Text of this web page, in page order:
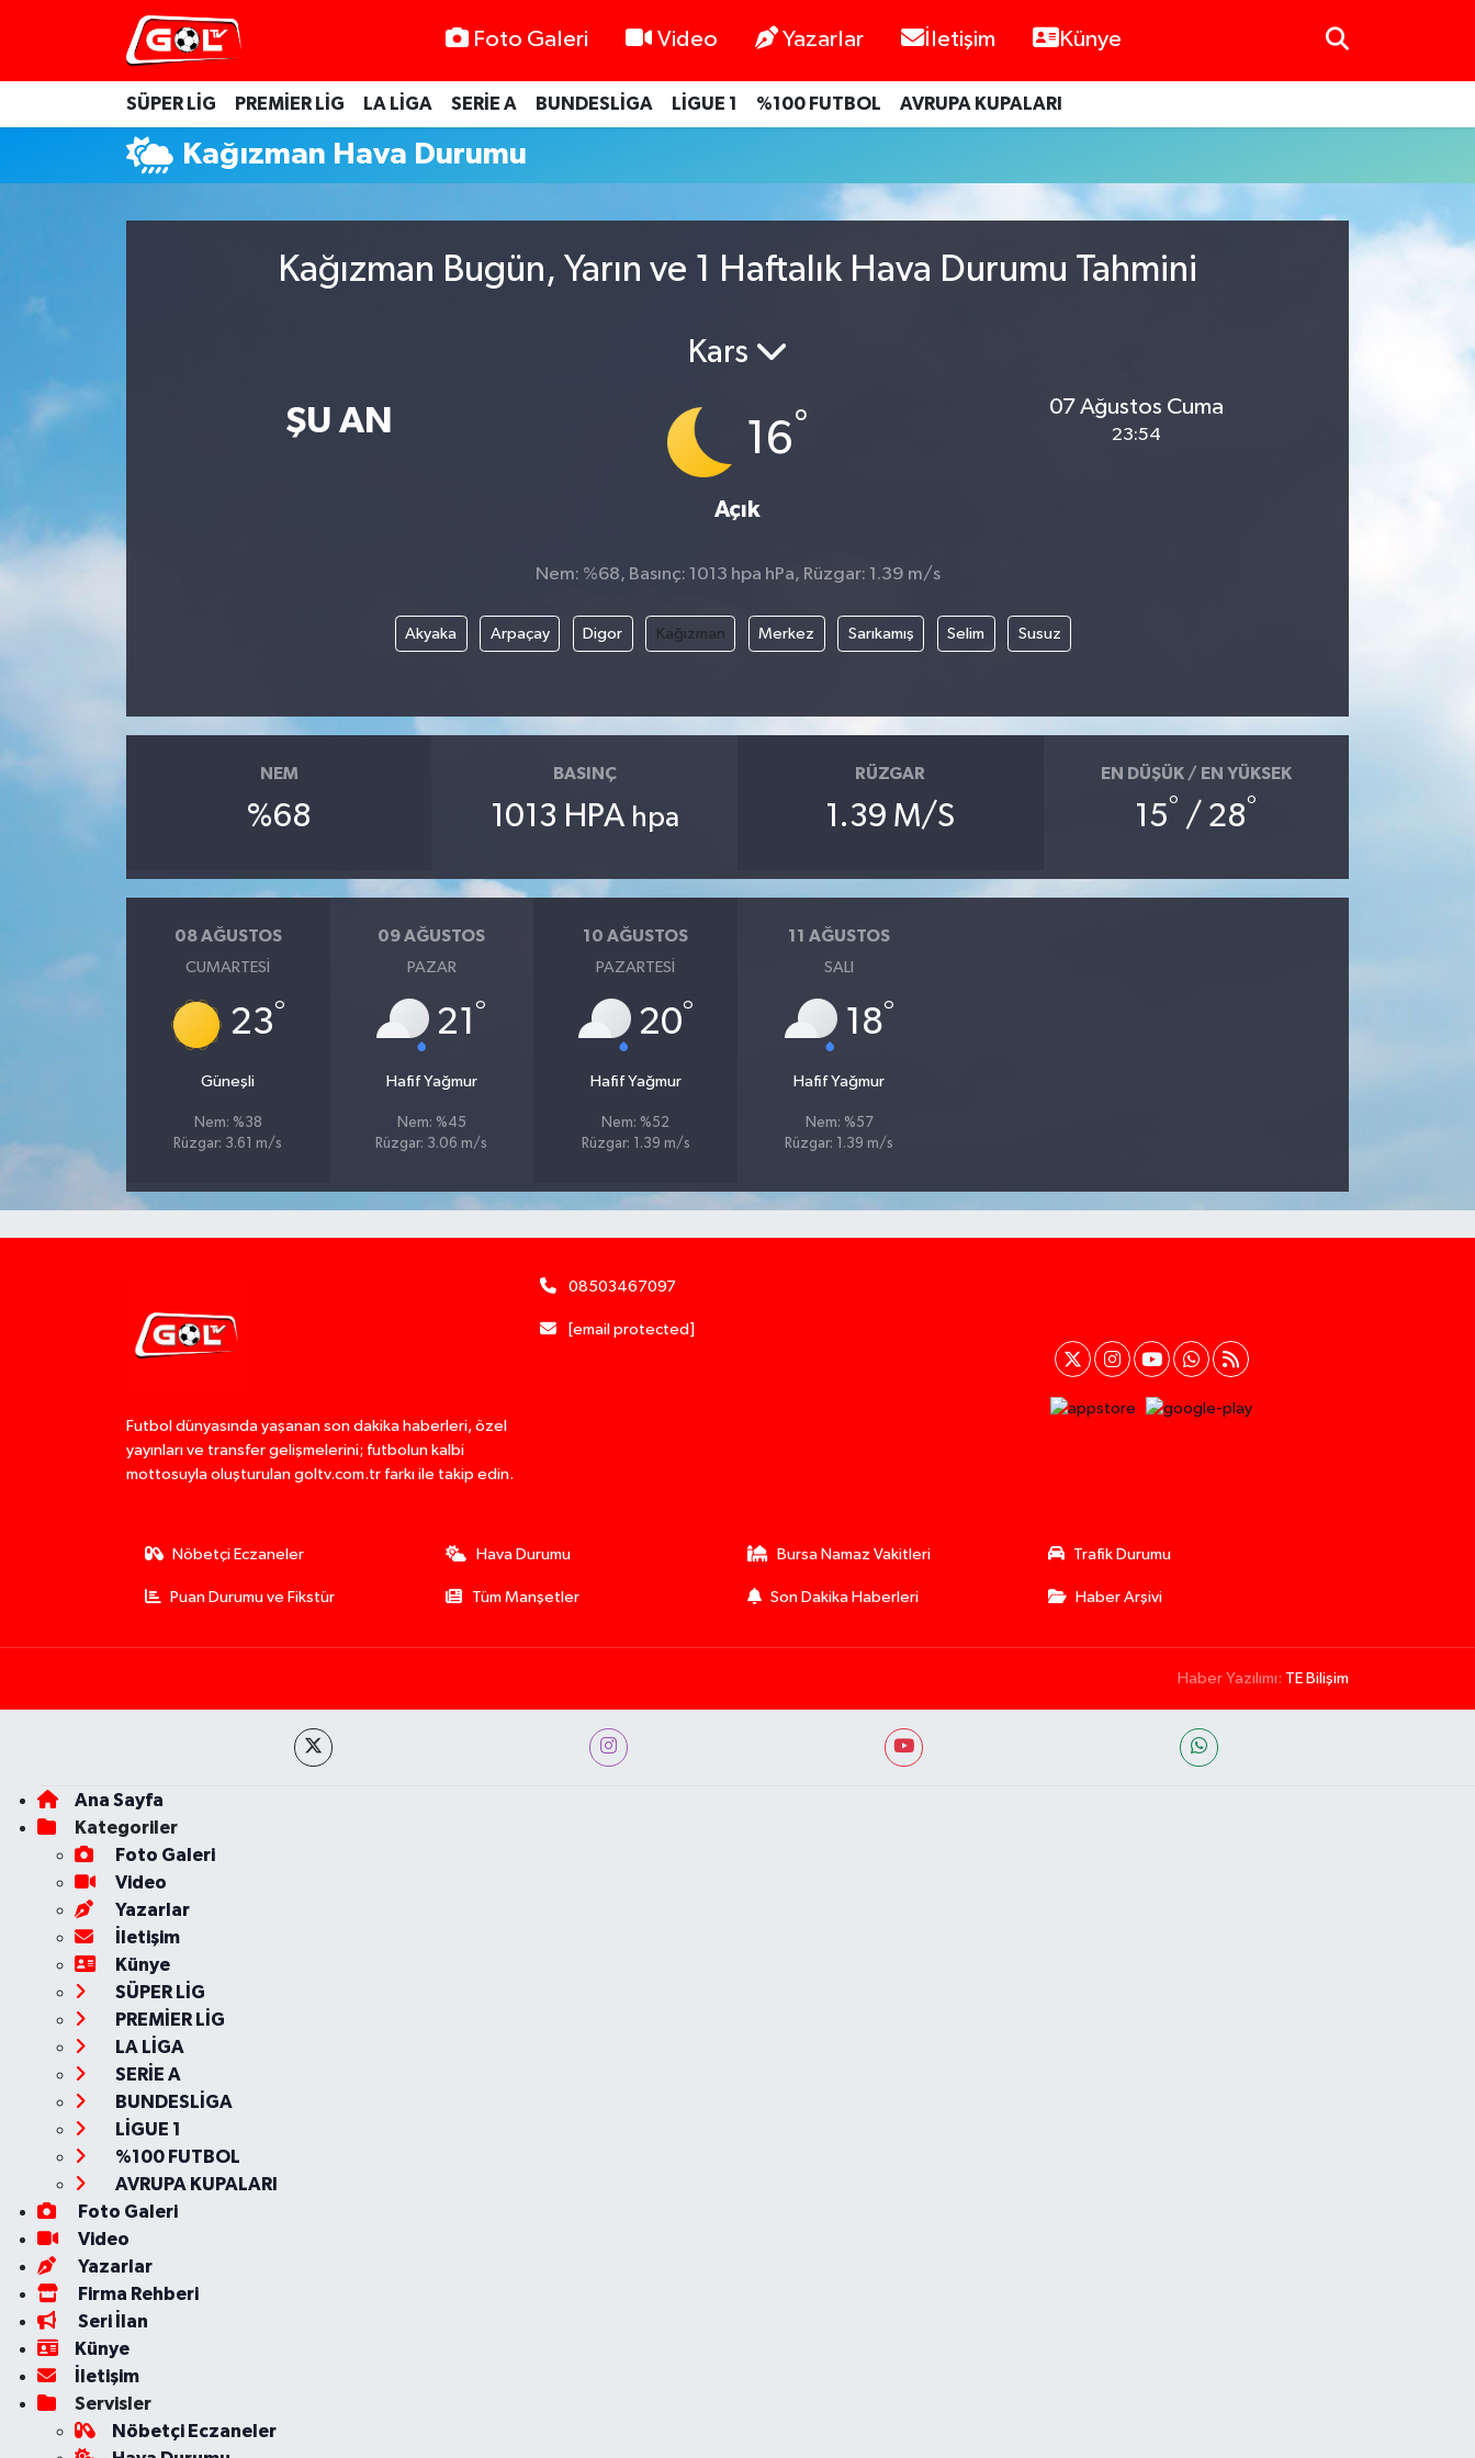
Foto Galeri Video Yazarlar İletişim Künye
SÜPER LİG PREMİER LİG LA LİGA SERİE A BUNDESLİGA LİGUE 1 %100 FUTBOL AVRUPA KUPALARI
Kağızman Hava Durumu
Kağızman Bugün, Yarın ve 1 Haftalık Hava Durumu Tahmini
ŞU AN
Kars
16°
Açık
07 Ağustos Cuma
23:54
Nem: %68, Basınç: 1013 hpa hPa, Rüzgar: 1.39 m/s
Akyaka Arpaçay Digor Kağızman Merkez Sarıkamış Selim Susuz
NEM
%68
BASINÇ
1013 HPA hpa
RÜZGAR
1.39 M/S
EN DÜŞÜK / EN YÜKSEK
15° / 28°
08 AĞUSTOS
CUMARTESI
23°
Güneşli
Nem: %38
Rüzgar: 3.61 m/s
09 AĞUSTOS
PAZAR
21 °
Hafif Yağmur
Nem: %45
Rüzgar: 3.06 m/s
10 AĞUSTOS
PAZARTESI
20°
Hafif Yağmur
Nem: %52
Rüzgar: 1.39 m/s
11 AĞUSTOS
SALI
18°
Hafif Yağmur
Nem: %57
Rüzgar: 1.39 m/s
Futbol dünyasında yaşanan son dakika haberleri, özel
yayınları ve transfer gelişmelerini; futbolun kalbi
mottosuyla oluşturulan goltv.com.tr farkı ile takip edin.
08503467097
[email protected]
Nöbetçi Eczaneler Hava Durumu Bursa Namaz Vakitleri Trafik Durumu
Puan Durumu ve Fikstür Tüm Manşetler Son Dakika Haberleri Haber Arşivi
Haber Yazılımı: TE Bilişim
Ana Sayfa
Kategoriler
Foto Galeri
Video
Yazarlar
İletişim
Künye
SÜPER LİG
PREMİER LİG
LA LİGA
SERİE A
BUNDESLİGA
LİGUE 1
%100 FUTBOL
AVRUPA KUPALARI
Foto Galeri
Video
Yazarlar
Firma Rehberi
Seri İlan
Künye
İletişim
Servisler
Nöbetçi Eczaneler